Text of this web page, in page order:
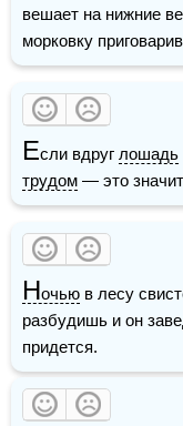
вешает на нижние
морковку
Если вдруг лошадь
трудом — это
Ночью в лесу
разбудишь и он
придется.